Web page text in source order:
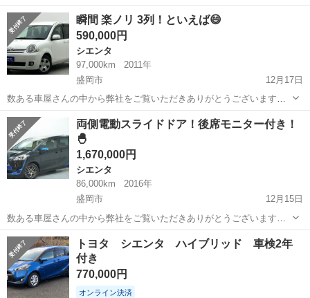
名： トヨタ ■ 車種名： シエンタ ■ グレード名： Ｇ 保証
付 禁煙車 衝突被害軽減装置 ７人乗 １オーナー スマートキー
＆プッシュスタ...
宮城 仙台市 シエンタ
瞬間 楽ノリ 3列！といえば😄
590,000円
シエンタ
97,000km
2011年
盛岡市
12月17日
数ある車屋さんの中から弊社をご覧いただきありがとうございます！
オトロン盛岡店と申します(^^♪🥳 東北3店舗目、オトロン最北端のお店
として、2024年4月1日に新店舗オープンとなりました🔥❤️‍🔥 冬が訪...
岩手 盛岡市 シエンタ 車両
両側電動スライドドア！後席モニター付き！
🐣
1,670,000円
シエンタ
86,000km
2016年
盛岡市
12月15日
数ある車屋さんの中から弊社をご覧いただきありがとうございます！
オトロン盛岡店と申します(^^♪🥳 東北3店舗目、オトロン最北端のお店
として、2024年4月1日に新店舗オープンとなりました🔥❤️‍🔥 冬が訪...
岩手 盛岡市 シエンタ 車両
トヨタ シエンタ ハイブリッド 車検2年
付き
770,000円
オンライン決済